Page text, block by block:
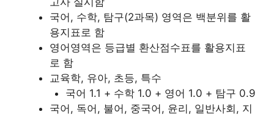
국어, 수학, 탐구(2과목) 영역은 백분위를 활
용지표로 함
영어영역은 등급별 환산점수표를 활용지표
로 함
교육학, 유아, 초등, 특수
국어 1.1 + 수학 1.0 + 영어 1.0 + 탐구 0.9
국어, 독어, 불어, 중국어, 윤리, 일반사회, 지